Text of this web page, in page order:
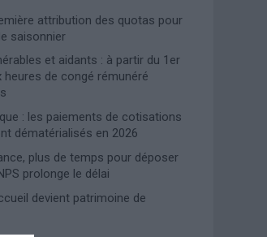
attribution des quotas pour
saisonnier
et aidants : à partir du 1er
heures de congé rémunéré
: les paiements de cotisations
dématérialisés en 2026
plus de temps pour déposer
prolonge le délai
devient patrimoine de